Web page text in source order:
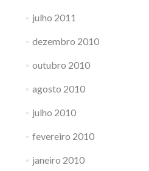
julho 2011
dezembro 2010
outubro 2010
agosto 2010
julho 2010
fevereiro 2010
janeiro 2010